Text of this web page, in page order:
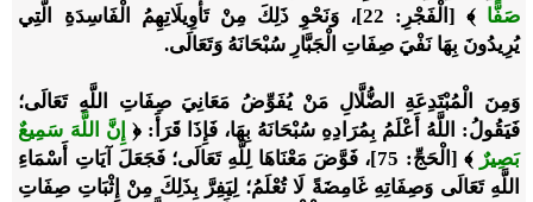
صَفًّا ﴾
[الْفَجْرِ: 22]، وَنَحْوِ ذَلِكَ مِنْ تَأْوِيلَاتِهِمُ الْفَاسِدَةِ الَّتِي
يُرِيدُونَ بِهَا نَفْيَ صِفَاتِ الْجَبَّارِ سُبْحَانَهُ وَتَعَالَى.
وَمِنَ الْمُبْتَدِعَةِ الضُّلَّالِ مَنْ يُفَوِّضُ مَعَانِيَ صِفَاتِ اللَّهِ تَعَالَى؛
فَيَقُولُ: اللَّهُ أَعْلَمُ بِمُرَادِهِ سُبْحَانَهُ بِهَا، فَإِذَا قَرَأَ:﴿ إِنَّ اللَّهَ سَمِيعٌ
بَصِيرٌ ﴾
[الْحَجِّ: 75]، فَوَّضَ مَعْنَاهَا لِلَّهِ تَعَالَى؛ فَجَعَلَ آيَاتِ أَسْمَاءِ
اللَّهِ تَعَالَى وَصِفَاتِهِ غَامِضَةً لَا تُعْلَمُ؛ لِيَفِرَّ بِذَلِكَ مِنْ إِثْبَاتِ صِفَاتِ